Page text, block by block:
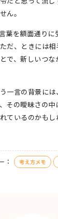
ん。
葉を額面通りに
だ、ときには
で、新しいつ
一言の背景に
その曖昧さの
ているのかもし
： 考え方メモ